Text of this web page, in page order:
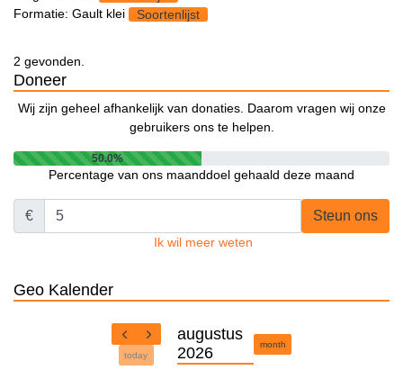
Formatie: Gault klei
Soortenlijst
2 gevonden.
Doneer
Wij zijn geheel afhankelijk van donaties. Daarom vragen wij onze
gebruikers ons te helpen.
50.0%
Percentage van ons maanddoel gehaald deze maand
€ Steun ons
Ik wil meer weten
Geo Kalender
today
augustus
2026
month